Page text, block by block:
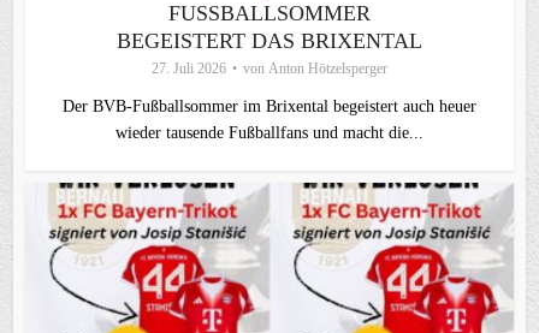
FUSSBALLSOMMER B
EGEISTERT DAS BRIXENTAL
27. Juli 2026 von Anton Hötzelsperger
Der BVB-Fußballsommer im Brixental begeistert auch heuer
wieder tausende Fußballfans und macht die...